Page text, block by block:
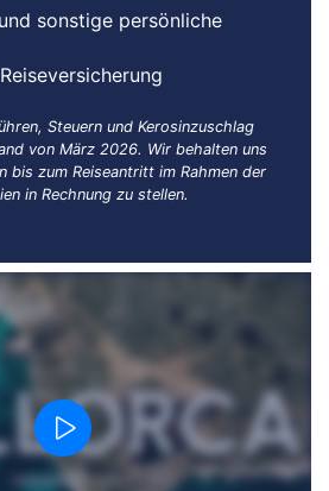
sonstige persönliche
Steuern und Kerosinzuschlag
von März 2026. Wir behalten uns
bis zum Reiseantritt im Rahmen der
in Rechnung zu stellen.
Drittanbieter gehostet. Durch das Zeigen der
du die Nutzungsbedingungen
von
youtube.com.
Nicht erneut fragen